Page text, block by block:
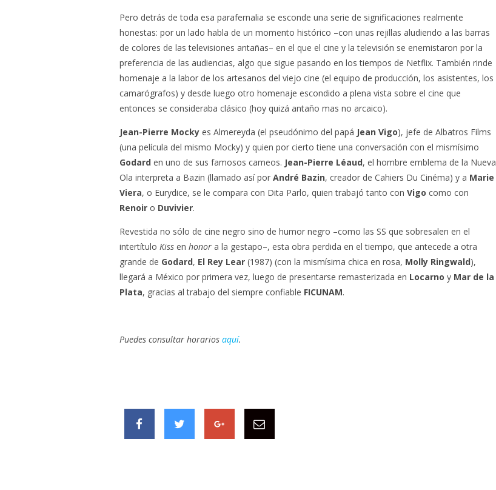
Pero detrás de toda esa parafernalia se esconde una serie de significaciones realmente
honestas: por un lado habla de un momento histórico –con unas rejillas aludiendo a las barras
de colores de las televisiones antañas– en el que el cine y la televisión se enemistaron por la
preferencia de las audiencias, algo que sigue pasando en los tiempos de Netflix. También rinde
homenaje a la labor de los artesanos del viejo cine (el equipo de producción, los asistentes, los
camarógrafos) y desde luego otro homenaje escondido a plena vista sobre el cine que
entonces se consideraba clásico (hoy quizá antaño mas no arcaico).
Jean-Pierre Mocky es Almereyda (el pseudónimo del papá Jean Vigo), jefe de Albatros Films
(una película del mismo Mocky) y quien por cierto tiene una conversación con el mismísimo
Godard en uno de sus famosos cameos. Jean-Pierre Léaud, el hombre emblema de la Nueva
Ola interpreta a Bazin (llamado así por André Bazin, creador de Cahiers Du Cinéma) y a Marie
Viera, o Eurydice, se le compara con Dita Parlo, quien trabajó tanto con Vigo como con
Renoir o Duvivier.
Revestida no sólo de cine negro sino de humor negro –como las SS que sobresalen en el
intertítulo Kiss en honor a la gestapo–, esta obra perdida en el tiempo, que antecede a otra
grande de Godard, El Rey Lear (1987) (con la mismísima chica en rosa, Molly Ringwald),
llegará a México por primera vez, luego de presentarse remasterizada en Locarno y Mar de la
Plata, gracias al trabajo del siempre confiable FICUNAM.
Puedes consultar horarios aquí.